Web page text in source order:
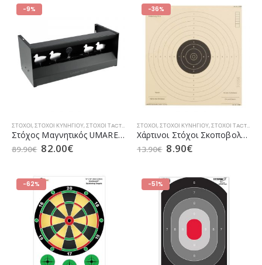
-9%
ΣΤΌΧΟΙ,ΣΤΌΧΟΙ ΚΥΝΗΓΙΟΎ,ΣΤΌΧΟΙ ΤACTICAL
Στόχος Μαγνητικός UMAREX Hunter Pellet Trap (3.2080)
89.90€ 82.00€
-36%
ΣΤΌΧΟΙ,ΣΤΌΧΟΙ ΚΥΝΗΓΙΟΎ,ΣΤΌΧΟΙ ΤACTICAL
Χάρτινοι Στόχοι Σκοποβολής Flip Target Διαστάσεων 17x17cm 50τμχ (3.2095)
13.90€ 8.90€
-62% -51%